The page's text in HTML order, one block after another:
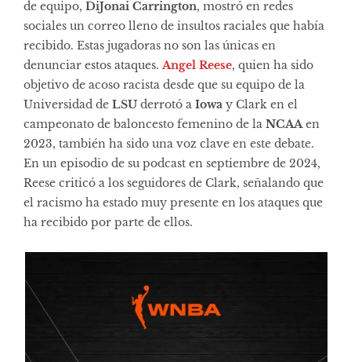
de equipo, DiJonai Carrington, mostró en redes
sociales un correo lleno de insultos raciales que había
recibido. Estas jugadoras no son las únicas en
denunciar estos ataques. Angel Reese, quien ha sido
objetivo de acoso racista desde que su equipo de la
Universidad de LSUderrotó a Iowa y Clark en el
campeonato de baloncesto femenino de la NCAA en
2023, también ha sido una voz clave en este debate.
En un episodio de su podcast en septiembre de 2024,
Reese criticó a los seguidores de Clark, señalando que
el racismo ha estado muy presente en los ataques que
ha recibido por parte de ellos.